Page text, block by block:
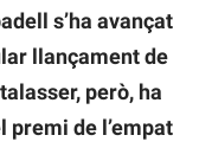
s’ha avançat
llançament de
però, ha
de l’empat